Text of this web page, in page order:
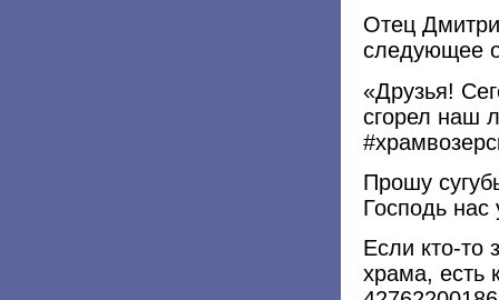
Отец
следующее
«Друзья!
сгорел наш
Прошу
Господь нас
Если кто-то
храма, есть